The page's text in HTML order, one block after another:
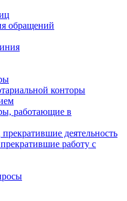
обращений
конторы
работающие в
деятельность
работу с